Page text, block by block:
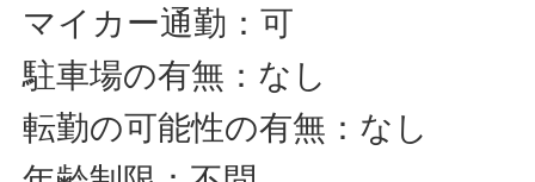
マイカー通勤：可
駐車場の有無：なし
転勤の可能性の有無：なし